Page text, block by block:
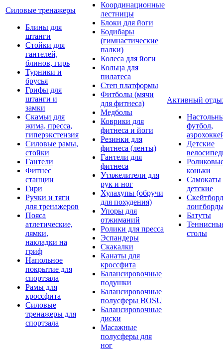
Силовые тренажеры
Блины для
штанги
Стойки для
гантелей,
блинов, гирь
Турники и
брусья
Грифы для
штанги и
замки
Скамьи для
жима, пресса,
гиперэкстензия
Силовые рамы,
стойки
Гантели
Фитнес
станции
Гири
Ручки и тяги
для тренажеров
Пояса
атлетические,
лямки,
накладки на
гриф
Напольное
покрытие для
спортзала
Рамы для
кроссфита
Силовые
тренажеры для
спортзала
Координационные
лестницы
Блоки для йоги
Бодибары
(гимнастические
палки)
Колеса для йоги
Кольца для
пилатеса
Степ платформы
Фитболы (мячи
для фитнеса)
Медболы
Коврики для
фитнеса и йоги
Резинки для
фитнеса (ленты)
Гантели для
фитнеса
Утяжелители для
рук и ног
Хулахупы (обручи
для похудения)
Упоры для
отжиманий
Ролики для пресса
Эспандеры
Скакалки
Канаты для
кроссфита
Балансировочные
подушки
Балансировочные
полусферы BOSU
Балансировочные
диски
Масажные
полусферы для
ног
Активный
футбол,
Детские
коньки
Самокаты
детские
Батуты
столы